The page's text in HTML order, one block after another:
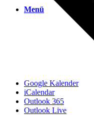
Menü
Google Kalender
iCalendar
Outlook 365
Outlook Live